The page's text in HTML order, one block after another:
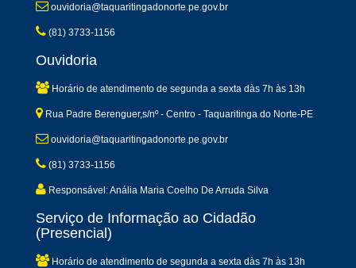
ouvidoria@taquaritingadonorte.pe.gov.br
(81) 3733-1156
Ouvidoria
Horário de atendimento de segunda a sexta dàs 7h às 13h
Rua Padre Berenguer,s/nº - Centro - Taquaritinga do Norte-PE
ouvidoria@taquaritingadonorte.pe.gov.br
(81) 3733-1156
Responsável: Anália Maria Coelho De Arruda Silva
Serviço de Informação ao Cidadão
(Presencial)
Horário de atendimento de segunda a sexta dàs 7h às 13h